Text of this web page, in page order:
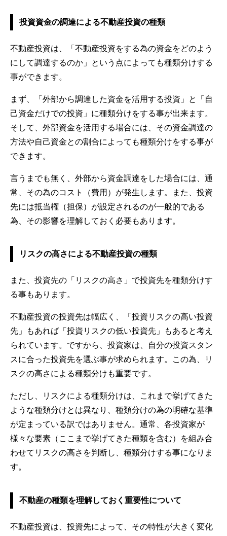
投資資金の調達による不動産投資の種類
不動産投資は、「不動産投資をする為の資金をどのよう
にして調達するのか」という点によっても種類分けする
事ができます。
まず、「外部から調達した資金を活用する投資」と「自
己資金だけでの投資」に種類分けをする事が出来ます。
そして、外部資金を活用する場合には、その資金調達の
方法や自己資金との割合によっても種類分けをする事が
できます。
言うまでも無く、外部から資金調達をした場合には、通
常、その為のコスト（費用）が発生します。また、投資
先には抵当権（担保）が設定されるのが一般的である
為、その影響を理解しておく必要もあります。
リスクの高さによる不動産投資の種類
また、投資先の「リスクの高さ」で投資先を種類分けす
る事もあります。
不動産投資の投資先は幅広く、「投資リスクの高い投資
先」もあれば「投資リスクの低い投資先」もあると考え
られています。ですから、投資家は、自分の投資スタン
スに合った投資先を選ぶ事が求められます。この為、リ
スクの高さによる種類分けも重要です。
ただし、リスクによる種類分けは、これまで挙げてきた
ような種類分けとは異なり、種類分けの為の明確な基準
が定まっている訳ではありません。通常、各投資家が
様々な要素（ここまで挙げてきた種類を含む）を組み合
わせてリスクの高さを判断し、種類分けする事になりま
す。
不動産の種類を理解しておく重要性について
不動産投資は、投資先によって、その特性が大きく変化